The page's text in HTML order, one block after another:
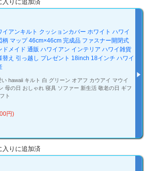
入りに追加済
イアンキルト クッションカバー ホワイト ハワイ
柄 マップ 46cm×46cm 完成品 ファスナー開閉式
ドメイド 通販 ハワイアン インテリア ハワイ雑貨
替え 引っ越し プレゼント 18inch 18インチ ハワイ
い hawaii キルト 白 グリーン オアフ カウアイ マウイ
母の日 おしゃれ 寝具 ソファー 新生活 敬老の日 ギフ
ト
円)
入りに追加済